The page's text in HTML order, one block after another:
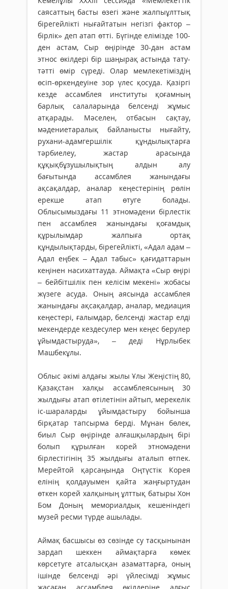
саясаттың басты өзегі және жалпыұлттық
бірегейлікті нығайтатын негізгі фактор –
бірлік» деп атап өтті. Бүгінде елімізде 100-
ден астам, Сыр өңірінде 30-дан астам
этнос өкілдері бір шаңырақ астында тату-
тәтті өмір сүреді. Олар мемлекетіміздің
өсіп-өркендеуіне зор үлес қосуда. Қазіргі
кезде ассамблея институты қоғамның
барлық салаларында белсенді жұмыс
атқарады. Мәселен, отбасын сақтау,
мәдениетаралық байланысты нығайту,
рухани-адамгершілік құндылықтарға
тәрбиелеу, жастар арасында
құқықбұзушылықтың алдын алу
бағытында ассамблея жанындағы
ақсақалдар, аналар кеңестерінің рөлін
ерекше атап өтуге болады.
Облысымыздағы 11 этномәдени бірлестік
пен ассамблея жанындағы қоғамдық
құрылымдар жалпыға ортақ
құндылықтарды, бірегейлікті, «Адал адам –
Адал еңбек – Адал табыс» қағидаттарын
кеңінен насихаттауда. Аймақта «Сыр өңірі
– бейбітшілік пен келісім мекені» жобасы
жүзеге асуда. Оның аясында ассамблея
жанындағы ақсақалдар, аналар, медиация
кеңестері, ғалымдар, белсенді жастар елді
мекендерде кездесулер мен кеңес берулер
ұйымдастыруда», – деді Нұрлыбек
Машбекұлы.
Облыс әкімі алдағы жылы Ұлы Жеңістің 80,
Қазақстан халқы ассамблеясының 30
жылдығы атап өтілетінін айтып, мерекелік
іс-шараларды ұйымдастыру бойынша
бірқатар тапсырма берді. Мұнан бөлек,
биыл Сыр өңірінде алғашқылардың бірі
болып құрылған корей этномәдени
бірлестігінің 35 жылдығы аталып өтпек.
Мерейтой қарсаңында Оңтүстік Корея
елінің қолдауымен қайта жаңғыртудан
өткен корей халқының ұлттық батыры Хон
Бом Доның мемориалдық кешеніндегі
музей ресми түрде ашылады.
Аймақ басшысы өз сөзінде су тасқынынан
зардап шеккен аймақтарға көмек
көрсетуге атсалысқан азаматтарға, оның
ішінде белсенді әрі үйлесімді жұмыс
жасаған ассамблея өкілдеріне алғыс